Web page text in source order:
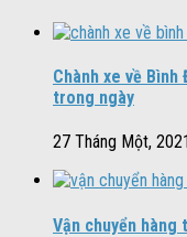
Chành xe về
trong ngày
27 Tháng Một, 2021
Vận chuyển hàng